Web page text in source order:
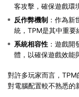
客攻擊，確保遊戲環
反作弊機制 ：作為
統，TPM是其中重要
系統相容性 ：遊戲
體，以確保遊戲效能
對許多玩家而言，
對電腦配置較不熟悉的